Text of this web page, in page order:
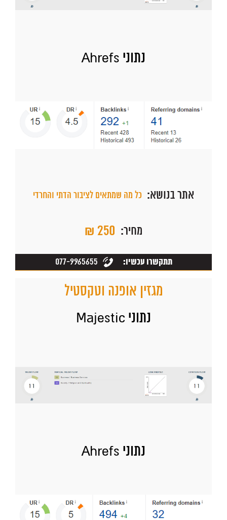
נתוני Ahrefs
אתר בנושא: כל מה שמתאים לציבור הדתי והחרדי
מחיר: ₪ 250
תתקשרו עכשיו: 077-9965655
מגזין אופנה וטקסטיל
נתוני Majestic
נתוני Ahrefs